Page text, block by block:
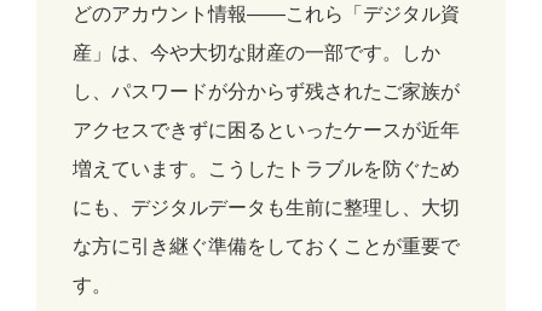
どのアカウント情報——これら「デジタル資
産」は、今や大切な財産の一部です。しか
し、パスワードが分からず残されたご家族が
アクセスできずに困るといったケースが近年
増えています。こうしたトラブルを防ぐため
にも、デジタルデータも生前に整理し、大切
な方に引き継ぐ準備をしておくことが重要で
す。